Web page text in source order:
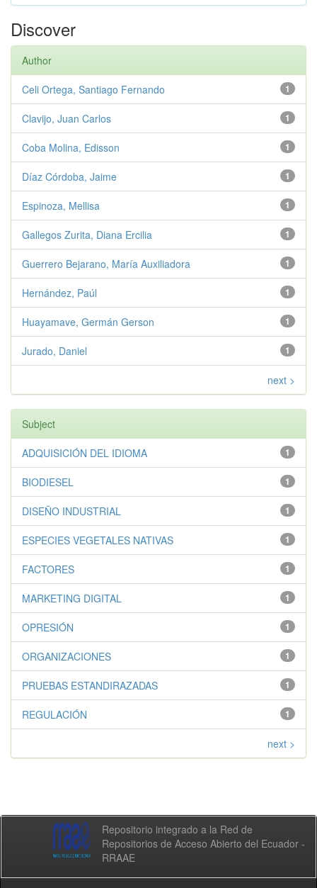
Discover
Author
1
Celi Ortega, Santiago Fernando
1
Clavijo, Juan Carlos
1
Coba Molina, Edisson
1
Díaz Córdoba, Jaime
1
Espinoza, Mellisa
1
Gallegos Zurita, Diana Ercilia
1
Guerrero Bejarano, María Auxiliadora
1
Hernández, Paúl
1
Huayamave, Germán Gerson
1
Jurado, Daniel
next >
Subject
1
ADQUISICIÓN DEL IDIOMA
1
BIODIESEL
1
DISEÑO INDUSTRIAL
1
ESPECIES VEGETALES NATIVAS
1
FACTORES
1
MARKETING DIGITAL
1
OPRESIÓN
1
ORGANIZACIONES
1
PRUEBAS ESTANDIRAZADAS
1
REGULACIÓN
next >
Repositorio integrado a la Red de
Repositorios de Acceso Abierto del Ecuador -
RRAAE